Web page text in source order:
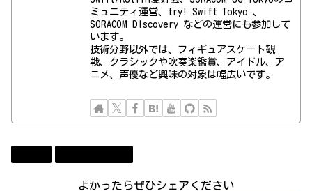
ミュニティ運営、try! Swift Tokyo 、
SORACOM DIscovery などの運営にも参加して
います。
技術分野以外では、フィギュアスケート観
戦、クラシックや吹奏楽鑑賞、アイドル、ア
ニメ、声優など興味の対象は幅広いです。
よかったらぜひシェアください